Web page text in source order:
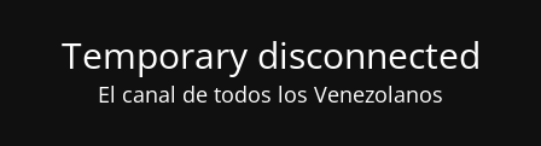
Temporary disconnected
El canal de todos los Venezolanos